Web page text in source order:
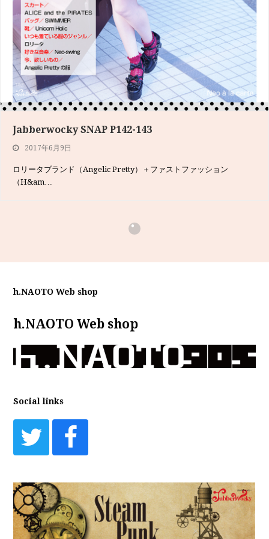
Jabberwocky SNAP P142-143
2017年6月9日
ロリータブランド（Angelic Pretty）＋ファストファッション
（H&am…